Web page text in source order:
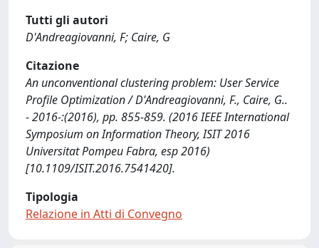
Tutti gli autori
D'Andreagiovanni, F; Caire, G
Citazione
An unconventional clustering problem: User Service
Profile Optimization / D'Andreagiovanni, F., Caire, G..
- 2016-:(2016), pp. 855-859. (2016 IEEE International
Symposium on Information Theory, ISIT 2016
Universitat Pompeu Fabra, esp 2016)
[10.1109/ISIT.2016.7541420].
Tipologia
Relazione in Atti di Convegno